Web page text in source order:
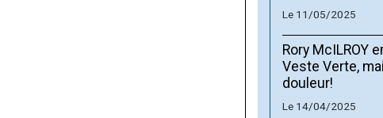
Le 11/05/2025
Rory McILROY
Veste Verte,
douleur!
Le 14/04/2025